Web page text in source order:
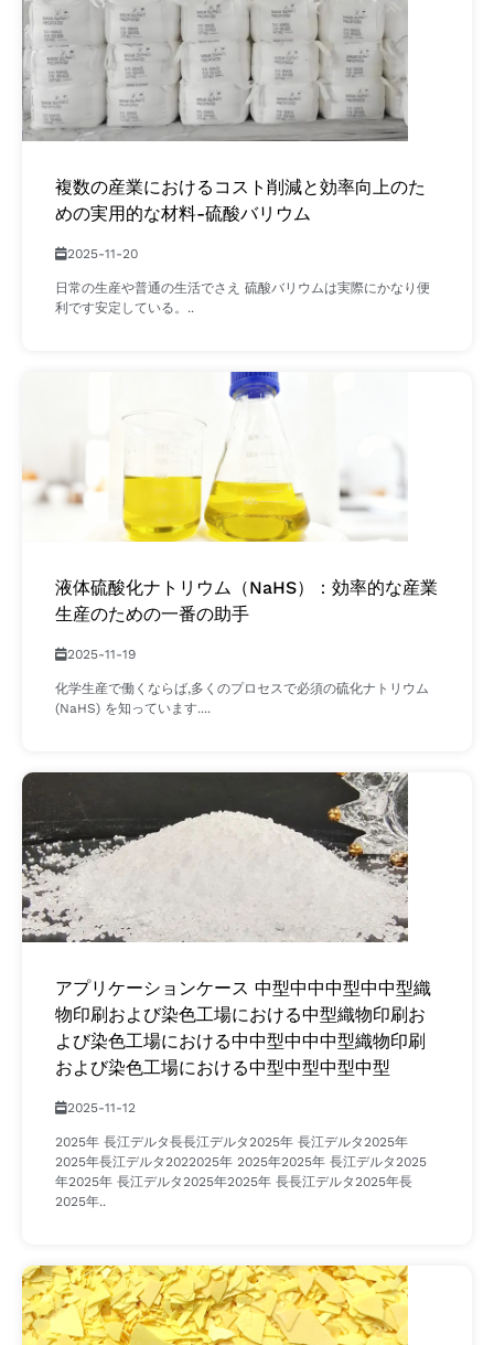
複数の産業におけるコスト削減と効率向上のた
めの実用的な材料-硫酸バリウム
2025-11-20
日常の生産や普通の生活でさえ 硫酸バリウムは実際にかなり便
利です安定している。..
液体硫酸化ナトリウム（NaHS）：効率的な産業
生産のための一番の助手​
2025-11-19
化学生産で働くならば,多くのプロセスで必須の硫化ナトリウム
(NaHS) を知っています....
アプリケーションケース 中型中中中型中中型織
物印刷および染色工場における中型織物印刷お
よび染色工場における中中型中中中型織物印刷
および染色工場における中型中型中型中型
2025-11-12
2025年 長江デルタ長長江デルタ2025年 長江デルタ2025年
2025年長江デルタ2022025年 2025年2025年 長江デルタ2025
年2025年 長江デルタ2025年2025年 長長江デルタ2025年長
2025年..